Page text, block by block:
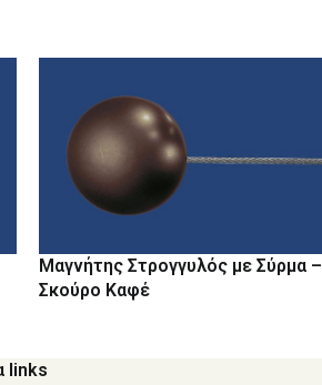
Μαγνήτης Στρογγυλός με Σύρμα –
Σκούρο Καφέ
links